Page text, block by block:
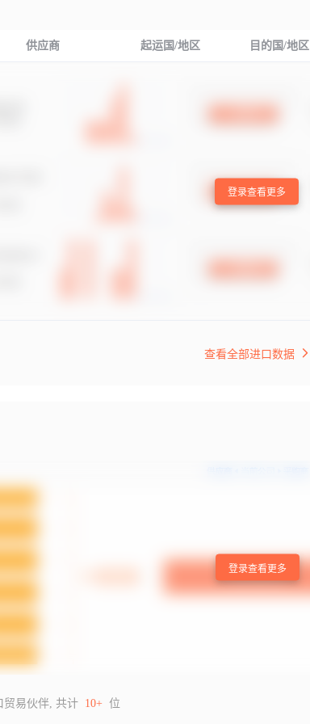
供应商 起运国/地区 目的国/地区
登录查看更多
查看全部进口数据
登录查看更多
贸易伙伴, 共计 10+ 位